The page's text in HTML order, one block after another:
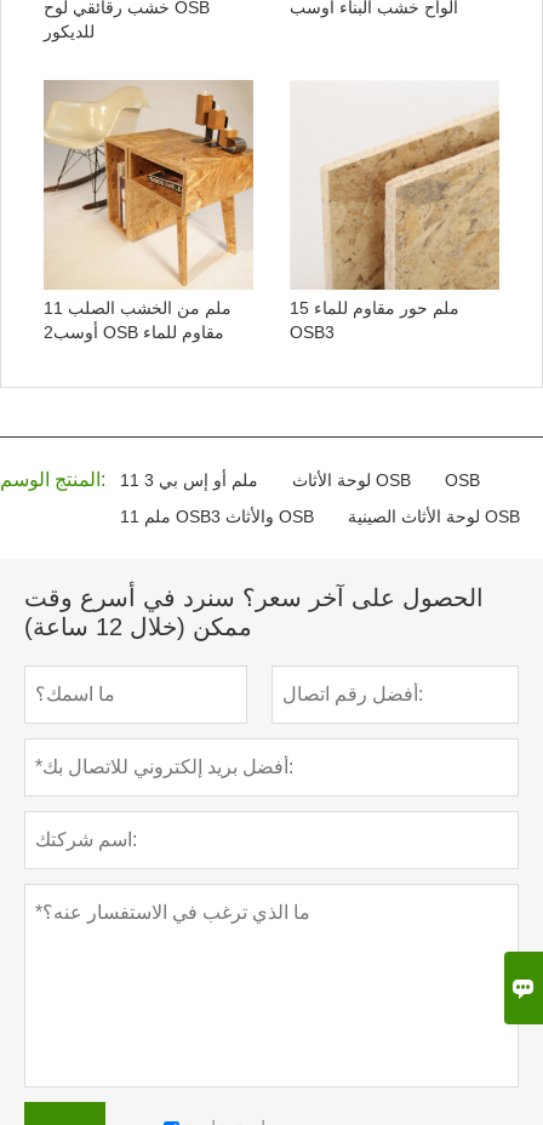
خشب رقائقي لوح OSB
للديكور
ألواح خشب البناء أوسب
11 ملم من الخشب الصلب
أوسب2 OSB مقاوم للماء
15 ملم حور مقاوم للماء
OSB3
المنتج الوسم: 11 ملم أو إس بي 3 لوحة الأثاث OSB
OSB
11 ملم OSB3 والأثاث OSB
لوحة الأثاث الصينية OSB
الحصول على آخر سعر؟ سنرد في أسرع وقت
ممكن (خلال 12 ساعة)
